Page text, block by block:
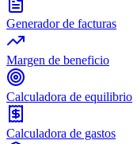
Generador de facturas
Margen de beneficio
Calculadora de equilibrio
Calculadora de gastos